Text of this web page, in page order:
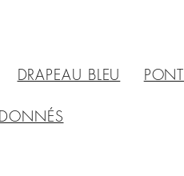
DRAPEAU BLEU PONT